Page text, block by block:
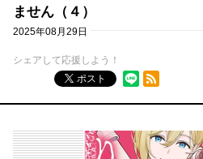
ません（４）
2025年08月29日
シェアして応援しよう！
ポスト
RSSフィード